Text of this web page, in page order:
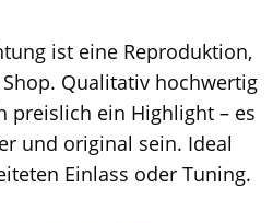
ist eine Reproduktion,
Qualitativ hochwertig
preislich ein Highlight – es
und original sein. Ideal
Einlass oder Tuning.